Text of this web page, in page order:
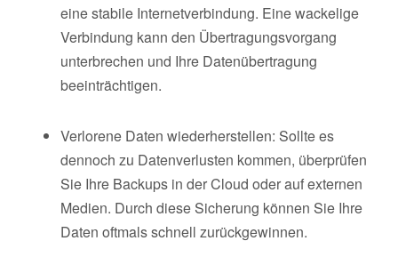
eine stabile Internetverbindung. Eine wackelige
Verbindung kann den Übertragungsvorgang
unterbrechen und Ihre Datenübertragung
beeinträchtigen.
Verlorene Daten wiederherstellen: Sollte es
dennoch zu Datenverlusten kommen, überprüfen
Sie Ihre Backups in der Cloud oder auf externen
Medien. Durch diese Sicherung können Sie Ihre
Daten oftmals schnell zurückgewinnen.